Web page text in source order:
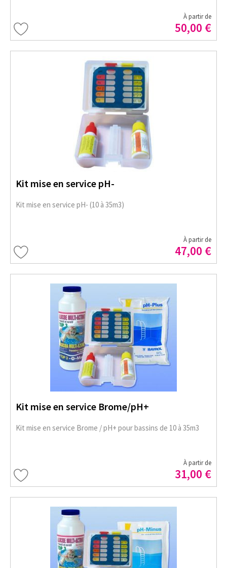
À partir de
50,00 €
Kit mise en service pH-
Kit mise en service pH- (10 à 35m3)
À partir de
47,00 €
Kit mise en service Brome/pH+
Kit mise en service Brome / pH+ pour bassins de 10 à 35m3
À partir de
31,00 €